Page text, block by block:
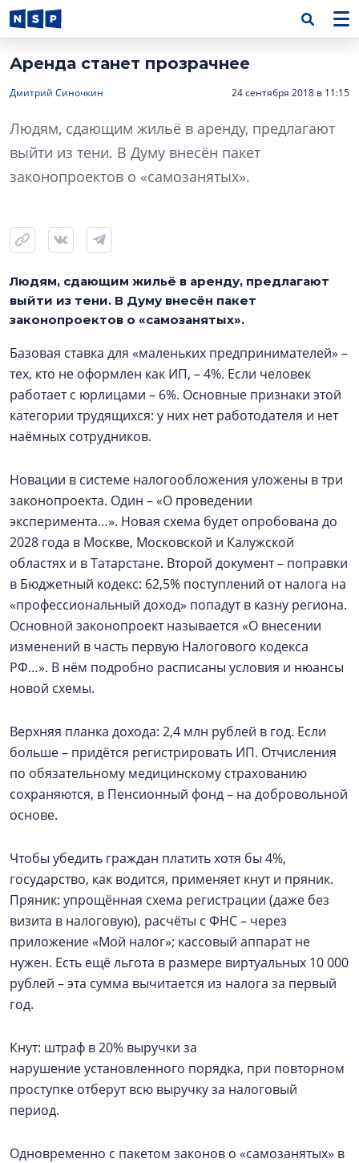
Аренда станет прозрачнее
Дмитрий Синочкин 24 сентября 2018 в 11:15
Людям, сдающим жильё в аренду, предлагают
выйти из тени. В Думу внесён пакет
законопроектов о «самозанятых».
Людям, сдающим жильё в аренду, предлагают
выйти из тени. В Думу внесён пакет
законопроектов о «самозанятых».
Базовая ставка для «маленьких предпринимателей» –
тех, кто не оформлен как ИП, – 4%. Если человек
работает с юрлицами – 6%. Основные признаки этой
категории трудящихся: у них нет работодателя и нет
наёмных сотрудников.
Новации в системе налогообложения уложены в три
законопроекта. Один – «О проведении
эксперимента…». Новая схема будет опробована до
2028 года в Москве, Московской и Калужской
областях и в Татарстане. Второй документ – поправки
в Бюджетный кодекс: 62,5% поступлений от налога на
«профессиональный доход» попадут в казну региона.
Основной законопроект называется «О внесении
изменений в часть первую Налогового кодекса
РФ…». В нём подробно расписаны условия и нюансы
новой схемы.
Верхняя планка дохода: 2,4 млн рублей в год. Если
больше – придётся регистрировать ИП. Отчисления
по обязательному медицинскому страхованию
сохраняются, в Пенсионный фонд – на добровольной
основе.
Чтобы убедить граждан платить хотя бы 4%,
государство, как водится, применяет кнут и пряник.
Пряник: упрощённая схема регистрации (даже без
визита в налоговую), расчёты с ФНС – через
приложение «Мой налог»; кассовый аппарат не
нужен. Есть ещё льгота в размере виртуальных 10 000
рублей – эта сумма вычитается из налога за первый
год.
Кнут: штраф в 20% выручки за
нарушение установленного порядка, при повторном
проступке отберут всю выручку за налоговый
период.
Одновременно с пакетом законов о «самозанятых» в